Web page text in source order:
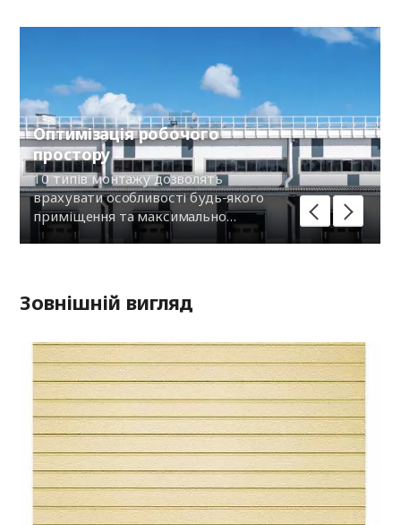
Оптимізація робочого
простору
10 типів монтажу дозволять
врахувати особливості будь-якого
приміщення та максимально
ефективно використовувати робочий
Зовнішній вигляд